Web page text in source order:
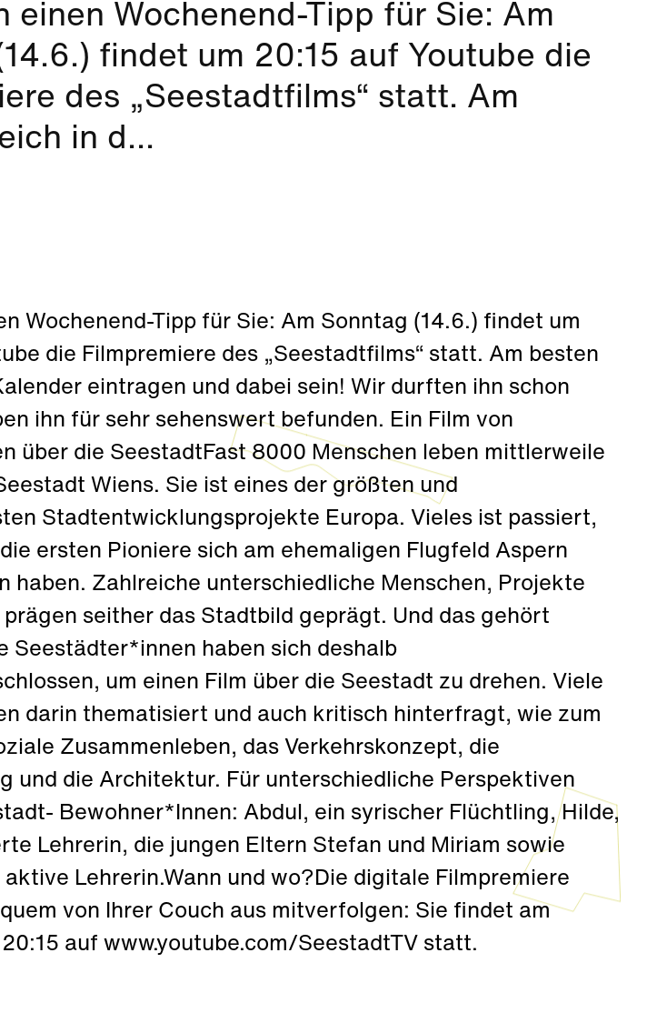
einen Wochenend-Tipp für Sie: Am
findet um 20:15 auf Youtube die
des „Seestadtfilms“ statt. Am
in d...
Wochenend-Tipp für Sie: Am Sonntag (14.6.) findet um
die Filmpremiere des „Seestadtfilms“ statt. Am besten
eintragen und dabei sein! Wir durften ihn schon
ihn für sehr sehenswert befunden. Ein Film von
über die SeestadtFast 8000 Menschen leben mittlerweile
Wiens. Sie ist eines der größten und
Stadtentwicklungsprojekte Europa. Vieles ist passiert,
ersten Pioniere sich am ehemaligen Flugfeld Aspern
haben. Zahlreiche unterschiedliche Menschen, Projekte
seither das Stadtbild geprägt. Und das gehört
Seestädter*innen haben sich deshalb
um einen Film über die Seestadt zu drehen. Viele
darin thematisiert und auch kritisch hinterfragt, wie zum
Zusammenleben, das Verkehrskonzept, die
und die Architektur. Für unterschiedliche Perspektiven
Bewohner*Innen: Abdul, ein syrischer Flüchtling, Hilde,
Lehrerin, die jungen Eltern Stefan und Miriam sowie
aktive Lehrerin.Wann und wo?Die digitale Filmpremiere
von Ihrer Couch aus mitverfolgen: Sie findet am
auf www.youtube.com/SeestadtTV statt.